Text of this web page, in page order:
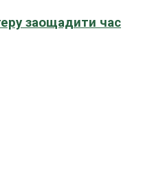
заощадити час